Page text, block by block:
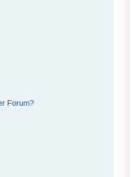
Forum?